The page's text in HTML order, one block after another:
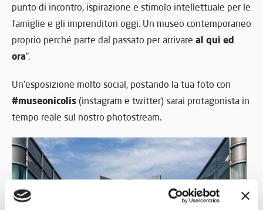
punto di incontro, ispirazione e stimolo intellettuale per le
famiglie e gli imprenditori oggi. Un museo contemporaneo
proprio perché parte dal passato per arrivare al qui ed
ora”.
Un’esposizione molto social, postando la tua foto con
#museonicolis (instagram e twitter) sarai protagonista in
tempo reale sul nostro photostream.